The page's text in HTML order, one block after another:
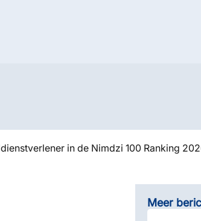
in de Nimdzi 100 Ranking
Meer